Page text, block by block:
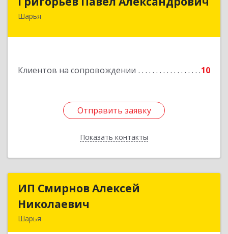
Шарья
Клиентов на сопровождении 10
Отправить заявку
Показать контакты
157505, Костромская область, город Шарья,
Отправить заявку
Назад
ИП Смирнов Алексей
Николаевич
Шарья
ИП Смирнов Алексей